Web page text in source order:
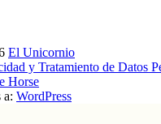
El Unicornio
y Tratamiento de Datos
Horse
a: WordPress